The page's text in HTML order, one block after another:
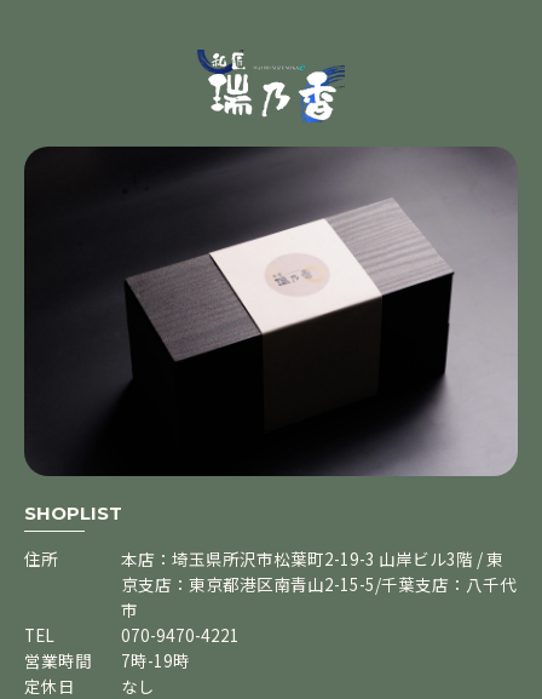
SHOPLIST
住所
本店：埼玉県所沢市松葉町2-19-3 山岸ビル3階 / 東
京支店：東京都港区南青山2-15-5/千葉支店：八千代
市
TEL
070-9470-4221
営業時間
7時-19時
定休日
なし